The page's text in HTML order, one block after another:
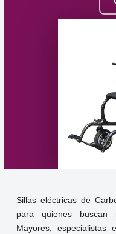
Sillas eléctricas de
para quienes buscan
Mayores, especialistas